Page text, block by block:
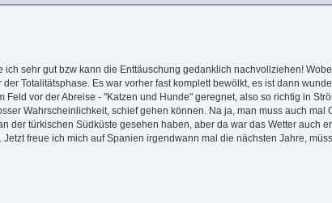
ich sehr gut bzw kann die Enttäuschung gedanklich nachvollziehen!
der Totalitätsphase. Es war vorher fast komplett bewölkt, es ist dann
Feld vor der Abreise - "Katzen und Hunde" geregnet, also so richtig in
Wahrscheinlichkeit, schief gehen können. Na ja, man muss auch
der türkischen Südküste gesehen haben, aber da war das Wetter auch
Jetzt freue ich mich auf Spanien irgendwann mal die nächsten Jahre,